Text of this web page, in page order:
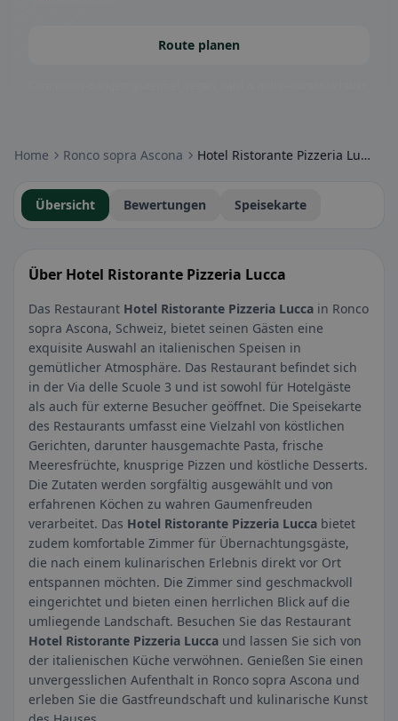
Route planen
Home Ronco sopra Ascona Hotel Ristorante Pizzeria Lucca
Übersicht Bewertungen Speisekarte
Über Hotel Ristorante Pizzeria Lucca
Das Restaurant Hotel Ristorante Pizzeria Lucca in Ronco
sopra Ascona, Schweiz, bietet seinen Gästen eine
exquisite Auswahl an italienischen Speisen in
gemütlicher Atmosphäre. Das Restaurant befindet sich
in der Via delle Scuole 3 und ist sowohl für Hotelgäste
als auch für externe Besucher geöffnet. Die Speisekarte
des Restaurants umfasst eine Vielzahl von köstlichen
Gerichten, darunter hausgemachte Pasta, frische
Meeresfrüchte, knusprige Pizzen und köstliche Desserts.
Die Zutaten werden sorgfältig ausgewählt und von
erfahrenen Köchen zu wahren Gaumenfreuden
verarbeitet. Das Hotel Ristorante Pizzeria Lucca bietet
zudem komfortable Zimmer für Übernachtungsgäste,
die nach einem kulinarischen Erlebnis direkt vor Ort
entspannen möchten. Die Zimmer sind geschmackvoll
eingerichtet und bieten einen herrlichen Blick auf die
umliegende Landschaft. Besuchen Sie das Restaurant
Hotel Ristorante Pizzeria Lucca und lassen Sie sich von
der italienischen Küche verwöhnen. Genießen Sie einen
unvergesslichen Aufenthalt in Ronco sopra Ascona und
erleben Sie die Gastfreundschaft und kulinarische Kunst